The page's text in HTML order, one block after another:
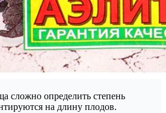
сложно определить степень
на длину плодов.